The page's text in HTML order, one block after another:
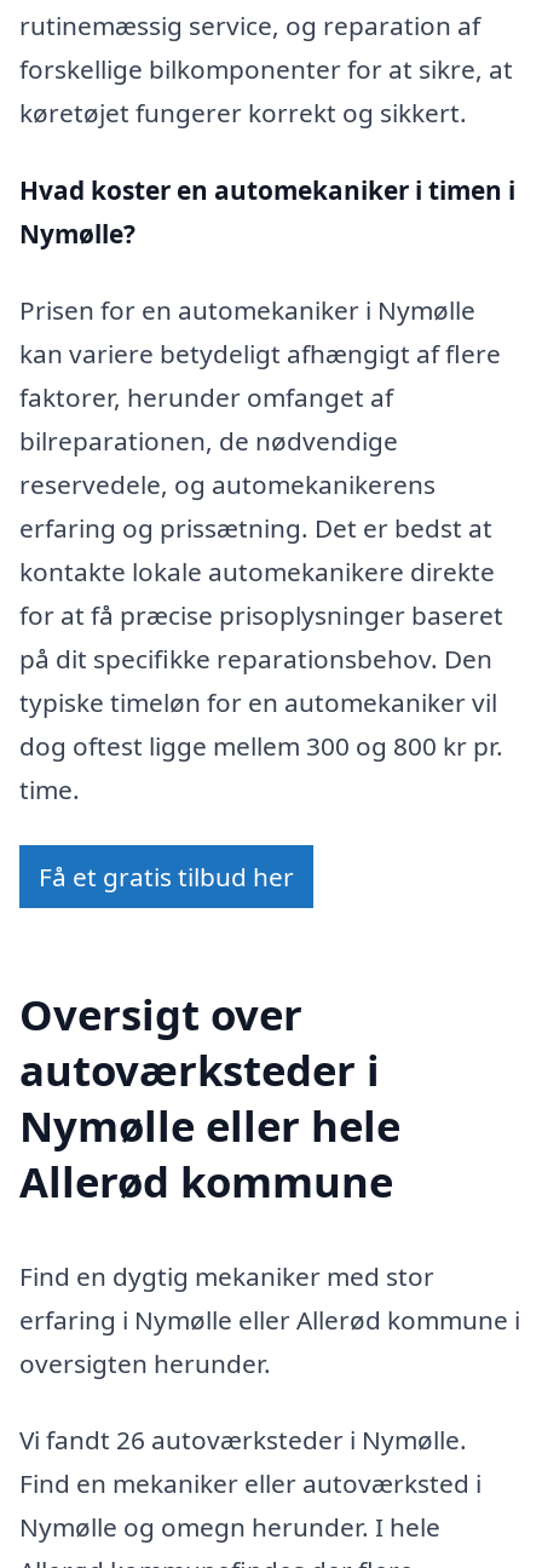
rutinemæssig service, og reparation af
forskellige bilkomponenter for at sikre, at
køretøjet fungerer korrekt og sikkert.
Hvad koster en automekaniker i timen i
Nymølle?
Prisen for en automekaniker i Nymølle
kan variere betydeligt afhængigt af flere
faktorer, herunder omfanget af
bilreparationen, de nødvendige
reservedele, og automekanikerens
erfaring og prissætning. Det er bedst at
kontakte lokale automekanikere direkte
for at få præcise prisoplysninger baseret
på dit specifikke reparationsbehov. Den
typiske timeløn for en automekaniker vil
dog oftest ligge mellem 300 og 800 kr pr.
time.
Få et gratis tilbud her
Oversigt over
autoværksteder i
Nymølle eller hele
Allerød kommune
Find en dygtig mekaniker med stor
erfaring i Nymølle eller Allerød kommune i
oversigten herunder.
Vi fandt 26 autoværksteder i Nymølle.
Find en mekaniker eller autoværksted i
Nymølle og omegn herunder. I hele